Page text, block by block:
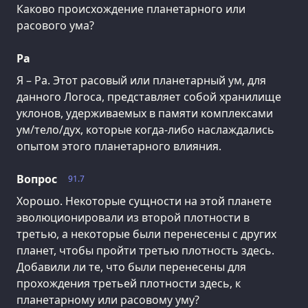
Каково происхождение планетарного или
расового ума?
Ра
Я – Ра. Этот расовый или планетарный ум, для
данного Логоса, представляет собой хранилище
уклонов, удерживаемых в памяти комплексами
ум/тело/дух, которые когда-либо наслаждались
опытом этого планетарного влияния.
91.7
Вопрос
Хорошо. Некоторые сущности на этой планете
эволюционировали из второй плотности в
третью, а некоторые были перенесены с других
планет, чтобы пройти третью плотность здесь.
Добавили ли те, что были перенесены для
прохождения третьей плотности здесь, к
планетарному или расовому уму?